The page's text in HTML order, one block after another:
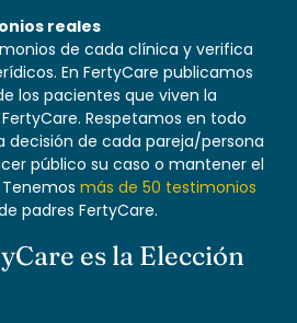
reales
de cada clínica y verifica
En FertyCare publicamos
los pacientes que viven la
Respetamos en todo
decisión de cada pareja/persona
público su caso o mantener el
más de 50 testimonios
padres FertyCare.
es la Elección